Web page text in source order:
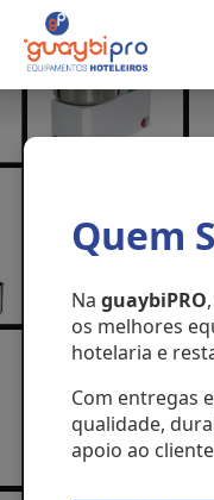
Quem
Na guaybiPRO
os melhores
hotelaria e
Com entregas
qualidade,
apoio ao